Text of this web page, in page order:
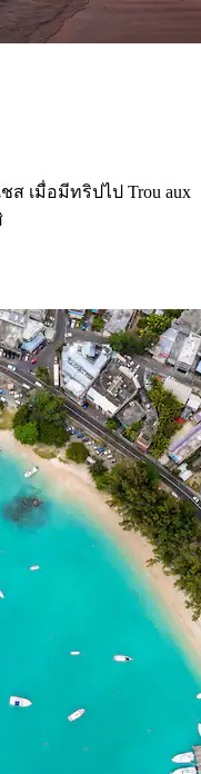
เมื่อมีทริปไป Trou aux